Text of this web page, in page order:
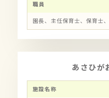
職員
園長、主任保育士、保育士
あさひが
施設名称